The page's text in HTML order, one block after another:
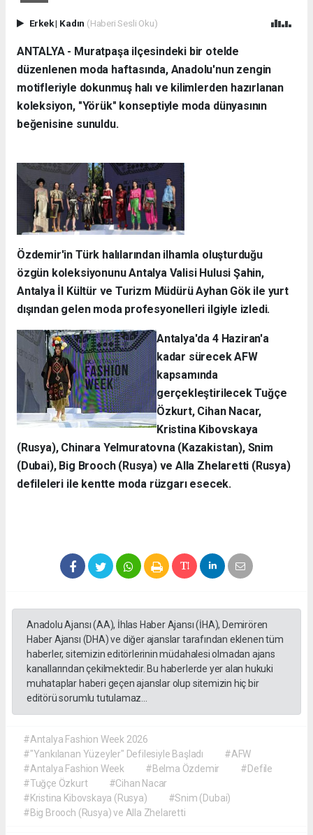
Erkek| Kadın (Haberi Sesli Oku)
ANTALYA - Muratpaşa ilçesindeki bir otelde
düzenlenen moda haftasında, Anadolu'nun zengin
motifleriyle dokunmuş halı ve kilimlerden hazırlanan
koleksiyon, "Yörük" konseptiyle moda dünyasının
beğenisine sunuldu.
Özdemir'in Türk halılarından ilhamla oluşturduğu
özgün koleksiyonunu Antalya Valisi Hulusi Şahin,
Antalya İl Kültür ve Turizm Müdürü Ayhan Gök ile yurt
dışından gelen moda profesyonelleri ilgiyle izledi.
Antalya'da 4 Haziran'a
kadar sürecek AFW
kapsamında
gerçekleştirilecek Tuğçe
Özkurt, Cihan Nacar,
Kristina Kibovskaya
(Rusya), Chinara Yelmuratovna (Kazakistan), Snim
(Dubai), Big Brooch (Rusya) ve Alla Zhelaretti (Rusya)
defileleri ile kentte moda rüzgarı esecek.
Anadolu Ajansı (AA), İhlas Haber Ajansı (İHA), Demirören
Haber Ajansı (DHA) ve diğer ajanslar tarafından eklenen tüm
haberler, sitemizin editörlerinin müdahalesi olmadan ajans
kanallarından çekilmektedir. Bu haberlerde yer alan hukuki
muhataplar haberi geçen ajanslar olup sitemizin hiç bir
editörü sorumlu tutulamaz...
#Antalya Fashion Week 2026
#"Yankılanan Yüzeyler" Defilesiyle Başladı
#AFW
#Antalya Fashion Week
#Belma Özdemir
#Defile
#Tuğçe Özkurt
#Cihan Nacar
#Kristina Kibovskaya (Rusya)
#Snim (Dubai)
#Big Brooch (Rusya) ve Alla Zhelaretti